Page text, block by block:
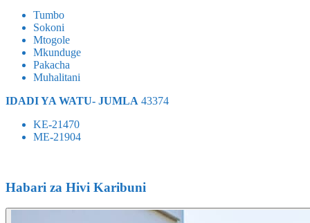
Tumbo
Sokoni
Mtogole
Mkunduge
Pakacha
Muhalitani
IDADI YA WATU- JUMLA 43374
KE-21470
ME-21904
Habari za Hivi Karibuni